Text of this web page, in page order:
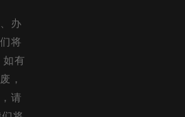
办
将
如有
，
请